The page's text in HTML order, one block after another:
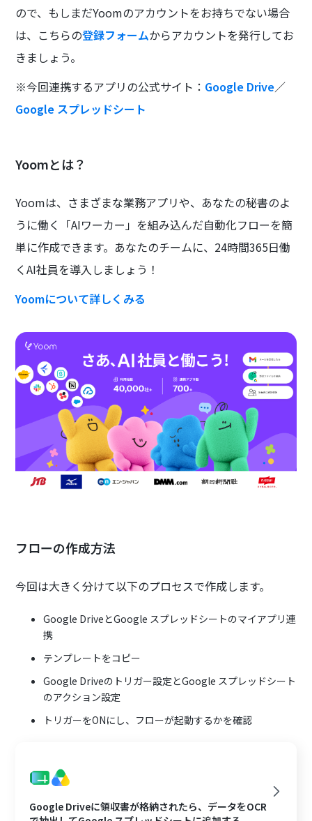
ので、もしまだYoomのアカウントをお持ちでない場合
は、こちらの登録フォームからアカウントを発行してお
きましょう。
※今回連携するアプリの公式サイト： Google Drive／
Google スプレッドシート
Yoomとは？
Yoomは、さまざまな業務アプリや、あなたの秘書のよ
うに働く「AIワーカー」を組み込んだ自動化フローを簡
単に作成できます。あなたのチームに、24時間365日働
くAI社員を導入しましょう！
Yoomについて詳しくみる
フローの作成方法
今回は大きく分けて以下のプロセスで作成します。
Google DriveとGoogle スプレッドシートのマイアプリ連
携
テンプレートをコピー
Google Driveのトリガー設定とGoogle スプレッドシート
のアクション設定
トリガーをONにし、フローが起動するかを確認
Google Driveに領収書が格納されたら、データをOCR